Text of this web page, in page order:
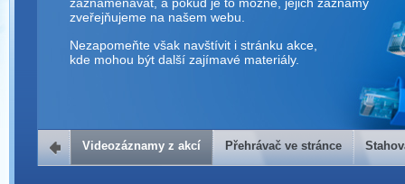
zveřejňujeme na našem webu.
Nezapomeňte však navštívit i stránku akce,
kde mohou být další zajímavé materiály.
Přehrávač ve stránce
Videozáznamy z akcí Přehrávač ve stránce